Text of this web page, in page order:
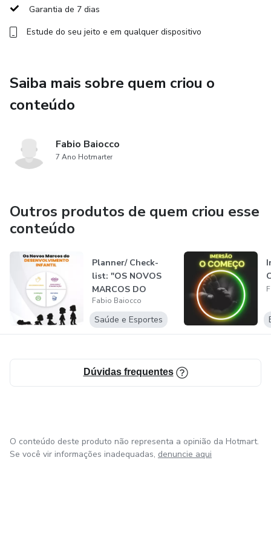
Garantia de 7 dias
Estude do seu jeito e em qualquer dispositivo
Saiba mais sobre quem criou o
conteúdo
Fabio Baiocco
7 Ano Hotmarter
Outros produtos de quem criou esse
conteúdo
Planner/ Check-
list: "OS NOVOS
MARCOS DO
NEURODESENVOLV
IMENT...
Fabio Baiocco
Saúde e Esportes
Dúvidas frequentes
O conteúdo deste produto não representa a opinião da Hotmart.
Se você vir informações inadequadas, denuncie aqui